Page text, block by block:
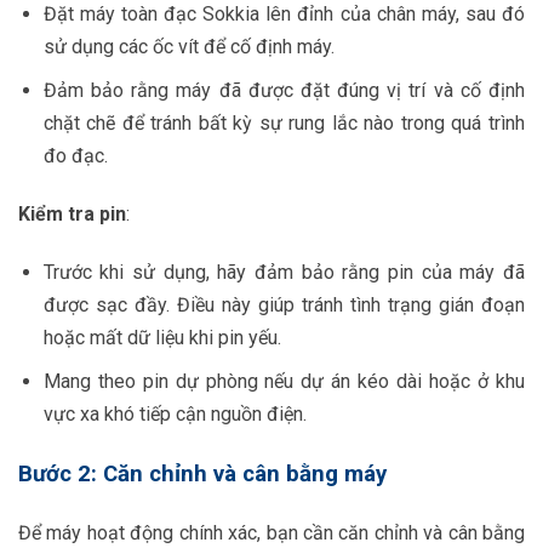
Đặt máy toàn đạc Sokkia lên đỉnh của chân máy, sau đó
sử dụng các ốc vít để cố định máy.
Đảm bảo rằng máy đã được đặt đúng vị trí và cố định
chặt chẽ để tránh bất kỳ sự rung lắc nào trong quá trình
đo đạc.
Kiểm tra pin:
Trước khi sử dụng, hãy đảm bảo rằng pin của máy đã
được sạc đầy. Điều này giúp tránh tình trạng gián đoạn
hoặc mất dữ liệu khi pin yếu.
Mang theo pin dự phòng nếu dự án kéo dài hoặc ở khu
vực xa khó tiếp cận nguồn điện.
Bước 2: Căn chỉnh và cân bằng máy
Để máy hoạt động chính xác, bạn cần căn chỉnh và cân bằng